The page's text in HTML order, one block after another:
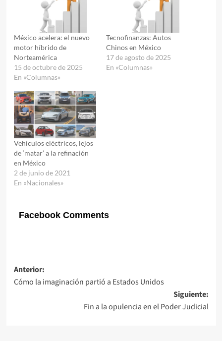
México acelera: el nuevo
motor híbrido de
Norteamérica
15 de octubre de 2025
En «Columnas»
Tecnofinanzas: Autos
Chinos en México
17 de agosto de 2025
En «Columnas»
Vehículos eléctricos, lejos
de ‘matar’ a la refinación
en México
2 de junio de 2021
En «Nacionales»
Facebook Comments
Navegación
de
Anterior:
Cómo la imaginación partió a Estados Unidos
Siguiente:
Fin a la opulencia en el Poder Judicial